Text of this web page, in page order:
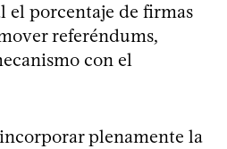
el porcentaje de firmas
referéndums,
con el
plenamente la